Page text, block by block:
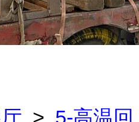
> 5-高温回